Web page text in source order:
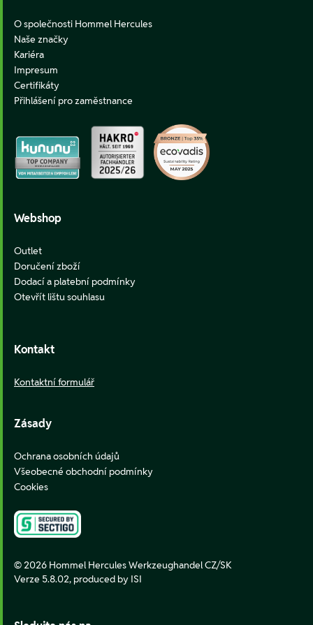
O společnosti Hommel Hercules
Naše značky
Kariéra
Impresum
Certifikáty
Přihlášení pro zaměstnance
Webshop
Outlet
Doručení zboží
Dodací a platební podmínky
Otevřít lištu souhlasu
Kontakt
Kontaktní formulář
Zásady
Ochrana osobních údajů
Všeobecné obchodní podmínky
Cookies
© 2026 Hommel Hercules Werkzeughandel CZ/SK
Verze 5.8.02, produced by ISI